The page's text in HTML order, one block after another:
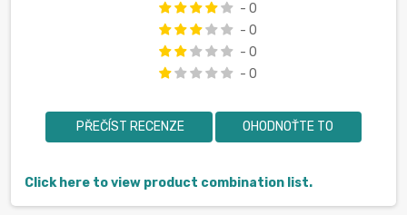
- 0
- 0
- 0
- 0
PŘEČÍST RECENZE OHODNOŤTE TO
Click here to view product combination list.